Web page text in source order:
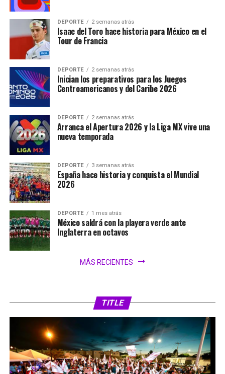
DEPORTE 2 semanas atrás
Isaac del Toro hace historia para México en el
Tour de Francia
DEPORTE 2 semanas atrás
Inician los preparativos para los Juegos
Centroamericanos y del Caribe 2026
DEPORTE 2 semanas atrás
Arranca el Apertura 2026 y la Liga MX vive una
nueva temporada
DEPORTE 3 semanas atrás
España hace historia y conquista el Mundial
2026
DEPORTE 1 mes atrás
México saldrá con la playera verde ante
Inglaterra en octavos
MÁS RECIENTES
TITLE